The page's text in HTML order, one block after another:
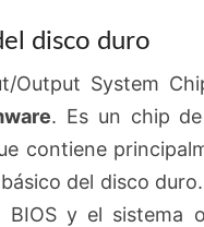
disco duro
Output System
. Es un chip
contiene
del disco
y el sistema